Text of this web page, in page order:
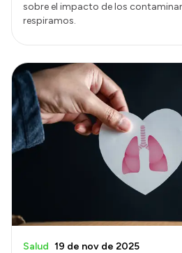
sobre el impacto de los
respiramos.
Salud 19 de nov de 2025